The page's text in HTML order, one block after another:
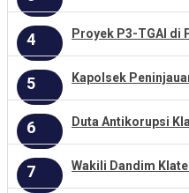
4 Proyek P3-TGAI di
5 Kapolsek
6 Duta Antikorupsi
7 Wakili Dandim